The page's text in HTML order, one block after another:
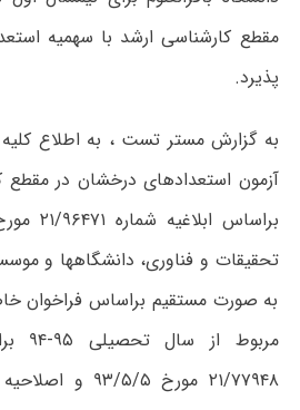
مقطع کارشناسی ارشد با سهمیه
پذیرد.
به گزارش مستر تست ، به اطلاع
آزمون استعدادهای درخشان در مقطع
تحقیقات و فناوری، دانشگاهها و
به صورت مستقیم براساس فراخوان